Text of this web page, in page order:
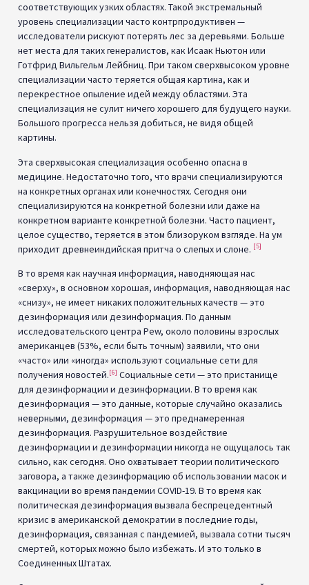
соответствующих узких областях. Такой экстремальный
уровень специализации часто контрпродуктивен —
исследователи рискуют потерять лес за деревьями. Больше
нет места для таких генералистов, как Исаак Ньютон или
Готфрид Вильгельм Лейбниц. При таком сверхвысоком уровне
специализации часто теряется общая картина, как и
перекрестное опыление идей между областями. Эта
специализация не сулит ничего хорошего для будущего науки.
Большого прогресса нельзя добиться, не видя общей
картины.
Эта сверхвысокая специализация особенно опасна в
медицине. Недостаточно того, что врачи специализируются
на конкретных органах или конечностях. Сегодня они
специализируются на конкретной болезни или даже на
конкретном варианте конкретной болезни. Часто пациент,
целое существо, теряется в этом близоруком взгляде. На ум
приходит древнеиндийская притча о слепых и слоне. [5]
В то время как научная информация, наводняющая нас
«сверху», в основном хорошая, информация, наводняющая нас
«снизу», не имеет никаких положительных качеств — это
дезинформация или дезинформация. По данным
исследовательского центра Pew, около половины взрослых
американцев (53%, если быть точным) заявили, что они
«часто» или «иногда» используют социальные сети для
получения новостей.[6] Социальные сети — это пристанище
для дезинформации и дезинформации. В то время как
дезинформация — это данные, которые случайно оказались
неверными, дезинформация — это преднамеренная
дезинформация. Разрушительное воздействие
дезинформации и дезинформации никогда не ощущалось так
сильно, как сегодня. Оно охватывает теории политического
заговора, а также дезинформацию об использовании масок и
вакцинации во время пандемии COVID-19. В то время как
политическая дезинформация вызвала беспрецедентный
кризис в американской демократии в последние годы,
дезинформация, связанная с пандемией, вызвала сотни тысяч
смертей, которых можно было избежать. И это только в
Соединенных Штатах.